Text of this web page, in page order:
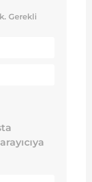
Gerekli